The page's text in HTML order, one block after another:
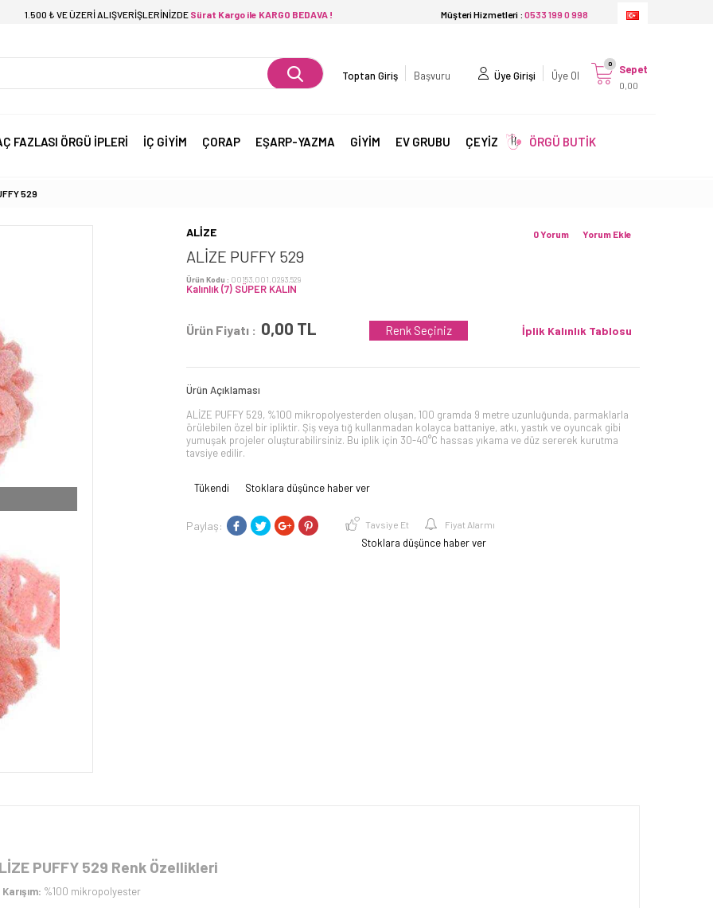
1.500 ₺ VE ÜZERİ ALIŞVERİŞLERİNİZDE Sürat Kargo ile KARGO BEDAVA ! Müşteri Hizmetleri : 0533 199 0 998
Başvuru
Toptan Giriş Üye Girişi Üye Ol Sepet
0,00
0
FAZLASI ÖRGÜ İPLERİ İÇ GİYİM ÇORAP EŞARP-YAZMA GİYİM EV GRUBU ÇEYİZ ÖRGÜ BUTİK
529
ALİZE
ALİZE PUFFY 529
Ürün Kodu : 00153.001.0293.529
Kalınlık (7) SÜPER KALIN
Yorum Ekle
0 Yorum
Ürün Fiyatı : 0,00 TL İplik Kalınlık Tablosu
Renk Seçiniz
Ürün Açıklaması
ALİZE PUFFY 529, %100 mikropolyesterden oluşan, 100 gramda 9 metre uzunluğunda, parmaklarla
örülebilen özel bir ipliktir. Şiş veya tığ kullanmadan kolayca battaniye, atkı, yastık ve oyuncak gibi
yumuşak projeler oluşturabilirsiniz. Bu iplik için 30-40°C hassas yıkama ve düz sererek kurutma
tavsiye edilir.
Tükendi Stoklara düşünce haber ver
Paylaş: Tavsiye Et Fiyat Alarmı
Stoklara düşünce haber ver
PUFFY 529 Renk Özellikleri
Karışım: %100 mikropolyester